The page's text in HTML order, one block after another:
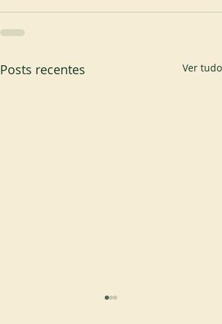
Posts recentes Ver tudo